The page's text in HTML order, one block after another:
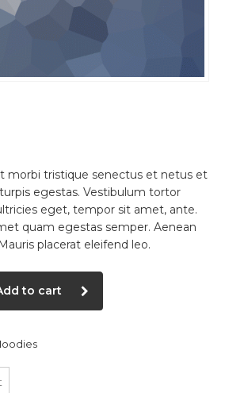
morbi tristique senectus et netus et
egestas. Vestibulum tortor
eget, tempor sit amet, ante.
quam egestas semper. Aenean
placerat eleifend leo.
to cart